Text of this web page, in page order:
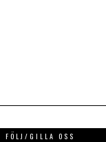
FÖLJ/GILLA OSS